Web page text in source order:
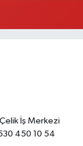
İş Merkezi
450 10 54